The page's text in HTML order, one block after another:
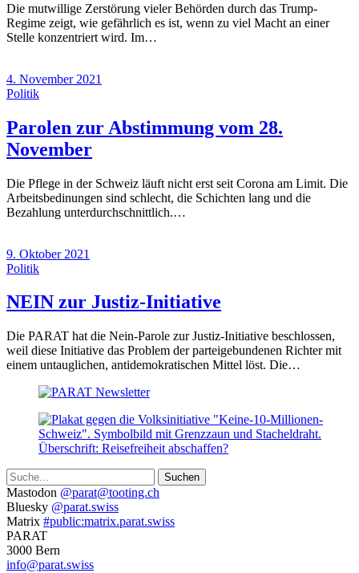
2025)
Die mutwillige Zerstörung vieler Behörden durch das Trump-
Regime zeigt, wie gefährlich es ist, wenn zu viel Macht an einer
Stelle konzentriert wird. Im…
4. November 2021
Politik
Parolen zur Abstimmung vom 28.
November(4.
2021)
Die Pflege in der Schweiz läuft nicht erst seit Corona am Limit. Die
Arbeitsbedinungen sind schlecht, die Schichten lang und die
Bezahlung unterdurchschnittlich.…
9. Oktober 2021
Politik
NEIN zur Justiz-Initiative
2021)
Die PARAT hat die Nein-Parole zur Justiz-Initiative beschlossen,
weil diese Initiative das Problem der parteigebundenen Richter mit
einem untauglichen, antidemokratischen Mittel löst. Die…
Suche
Weitere
Informationen
Mastodon @parat@tooting.ch
Bluesky @parat.swiss
Matrix #public:matrix.parat.swiss
PARAT
3000 Bern
info@parat.swiss